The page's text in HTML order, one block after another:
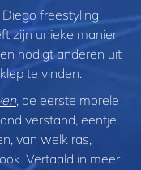
freestyling
zijn unieke manier
nodigt anderen uit
te vinden.
, de eerste morele
verstand, eentje
van welk ras,
Vertaald in meer